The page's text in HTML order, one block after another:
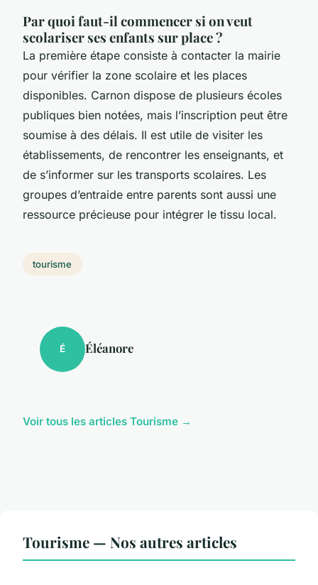
Par quoi faut-il commencer si on veut
scolariser ses enfants sur place ?
La première étape consiste à contacter la mairie
pour vérifier la zone scolaire et les places
disponibles. Carnon dispose de plusieurs écoles
publiques bien notées, mais l’inscription peut être
soumise à des délais. Il est utile de visiter les
établissements, de rencontrer les enseignants, et
de s’informer sur les transports scolaires. Les
groupes d’entraide entre parents sont aussi une
ressource précieuse pour intégrer le tissu local.
tourisme
É Éléanore
Voir tous les articles Tourisme →
Tourisme — Nos autres articles